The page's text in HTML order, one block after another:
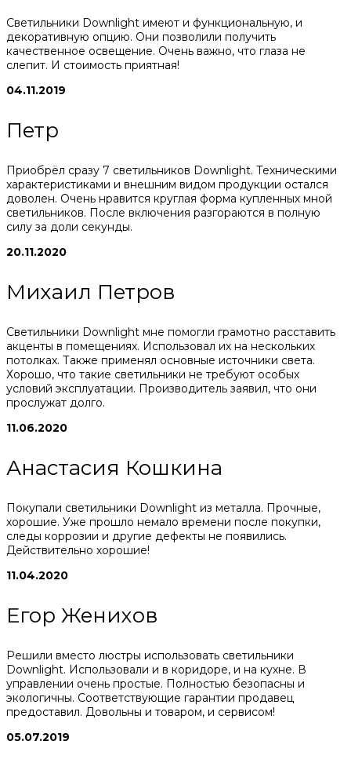
Светильники Downlight имеют и функциональную, и
декоративную опцию. Они позволили получить
качественное освещение. Очень важно, что глаза не
слепит. И стоимость приятная!
04.11.2019
Петр
Приобрёл сразу 7 светильников Downlight. Техническими
характеристиками и внешним видом продукции остался
доволен. Очень нравится круглая форма купленных мной
светильников. После включения разгораются в полную
силу за доли секунды.
20.11.2020
Михаил Петров
Светильники Downlight мне помогли грамотно расставить
акценты в помещениях. Использовал их на нескольких
потолках. Также применял основные источники света.
Хорошо, что такие светильники не требуют особых
условий эксплуатации. Производитель заявил, что они
прослужат долго.
11.06.2020
Анастасия Кошкина
Покупали светильники Downlight из металла. Прочные,
хорошие. Уже прошло немало времени после покупки,
следы коррозии и другие дефекты не появились.
Действительно хорошие!
11.04.2020
Егор Женихов
Решили вместо люстры использовать светильники
Downlight. Использовали и в коридоре, и на кухне. В
управлении очень простые. Полностью безопасны и
экологичны. Соответствующие гарантии продавец
предоставил. Довольны и товаром, и сервисом!
05.07.2019